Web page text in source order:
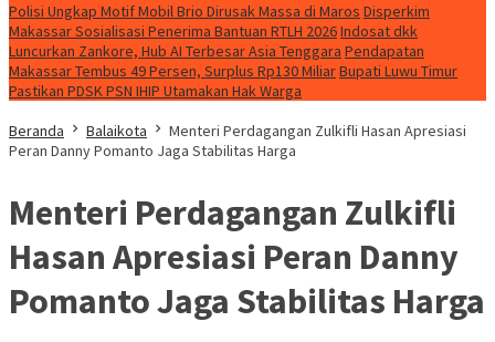
Polisi Ungkap Motif Mobil Brio Dirusak Massa di Maros Disperkim
Makassar Sosialisasi Penerima Bantuan RTLH 2026Indosat dkk
Luncurkan Zankore, Hub AI Terbesar Asia Tenggara Pendapatan
Makassar Tembus 49 Persen, Surplus Rp130 MiliarBupati Luwu Timur
Pastikan PDSK PSN IHIP Utamakan Hak Warga
Beranda
Balaikota
Menteri Perdagangan Zulkifli Hasan Apresiasi
Peran Danny Pomanto Jaga Stabilitas Harga
Menteri Perdagangan Zulkifli
Hasan Apresiasi Peran Danny
Pomanto Jaga Stabilitas Harga